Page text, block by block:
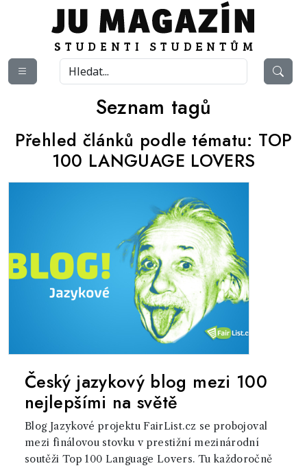
Seznam tagů
Přehled článků podle tématu: TOP
100 LANGUAGE LOVERS
Český jazykový blog mezi 100
nejlepšími na světě
Blog Jazykové projektu FairList.cz se probojoval
mezi finálovou stovku v prestižní mezinárodní
soutěži Top 100 Language Lovers. Tu každoročně